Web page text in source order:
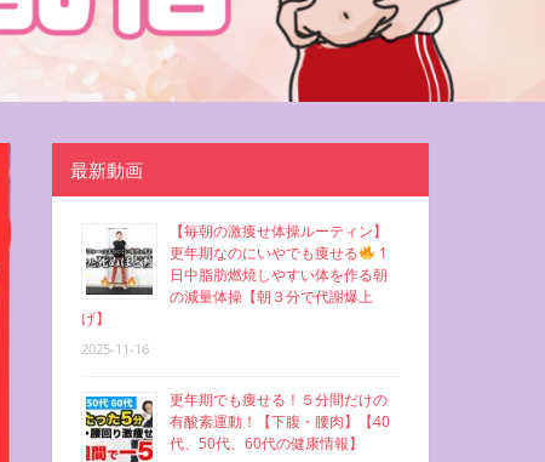
最新動画
【毎朝の激痩せ体操ルーティン】
更年期なのにいやでも痩せる
1
日中脂肪燃焼しやすい体を作る朝
の減量体操【朝３分で代謝爆上
げ】
2025-11-16
更年期でも痩せる！５分間だけの
有酸素運動！【下腹・腰肉】【40
代、50代、60代の健康情報】